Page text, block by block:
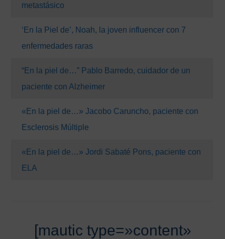
metastásico
‘En la Piel de’, Noah, la joven influencer con 7
enfermedades raras
“En la piel de…” Pablo Barredo, cuidador de un
paciente con Alzheimer
«En la piel de…» Jacobo Caruncho, paciente con
Esclerosis Múltiple
«En la piel de…» Jordi Sabaté Pons, paciente con
ELA
[mautic type=»content»